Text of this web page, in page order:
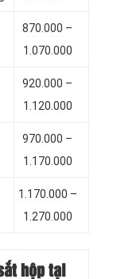
870.000 –
1.070.000
920.000 –
1.120.000
970.000 –
1.170.000
1.170.000 –
1.270.000
hộp tại